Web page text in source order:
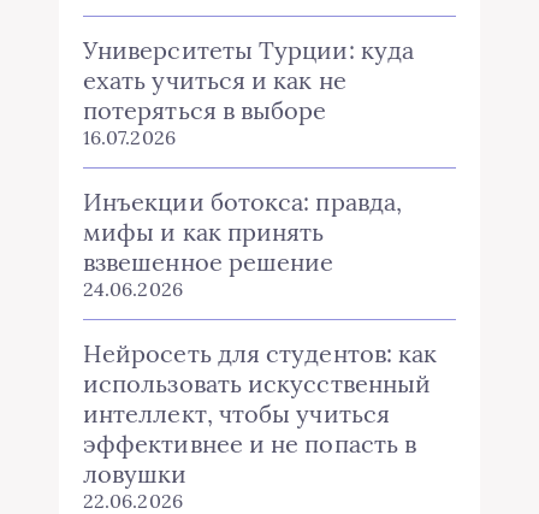
Университеты Турции: куда
ехать учиться и как не
потеряться в выборе
16.07.2026
Инъекции ботокса: правда,
мифы и как принять
взвешенное решение
24.06.2026
Нейросеть для студентов: как
использовать искусственный
интеллект, чтобы учиться
эффективнее и не попасть в
ловушки
22.06.2026